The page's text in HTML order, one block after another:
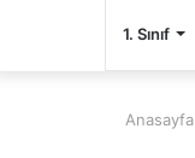
1. Sınıf
Anasayfa